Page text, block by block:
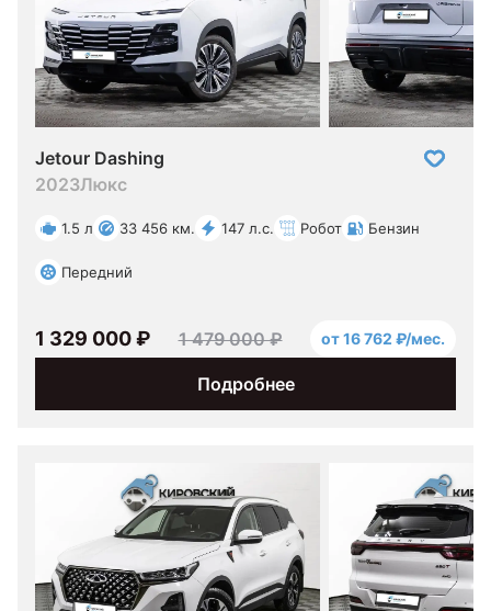
Jetour Dashing
2023Люкс
1.5 л 33 456 км. 147 л.с. Робот Бензин
Передний
Подробнее
1 329 000 ₽ 1 479 000 ₽ от 16 762 ₽/мес.